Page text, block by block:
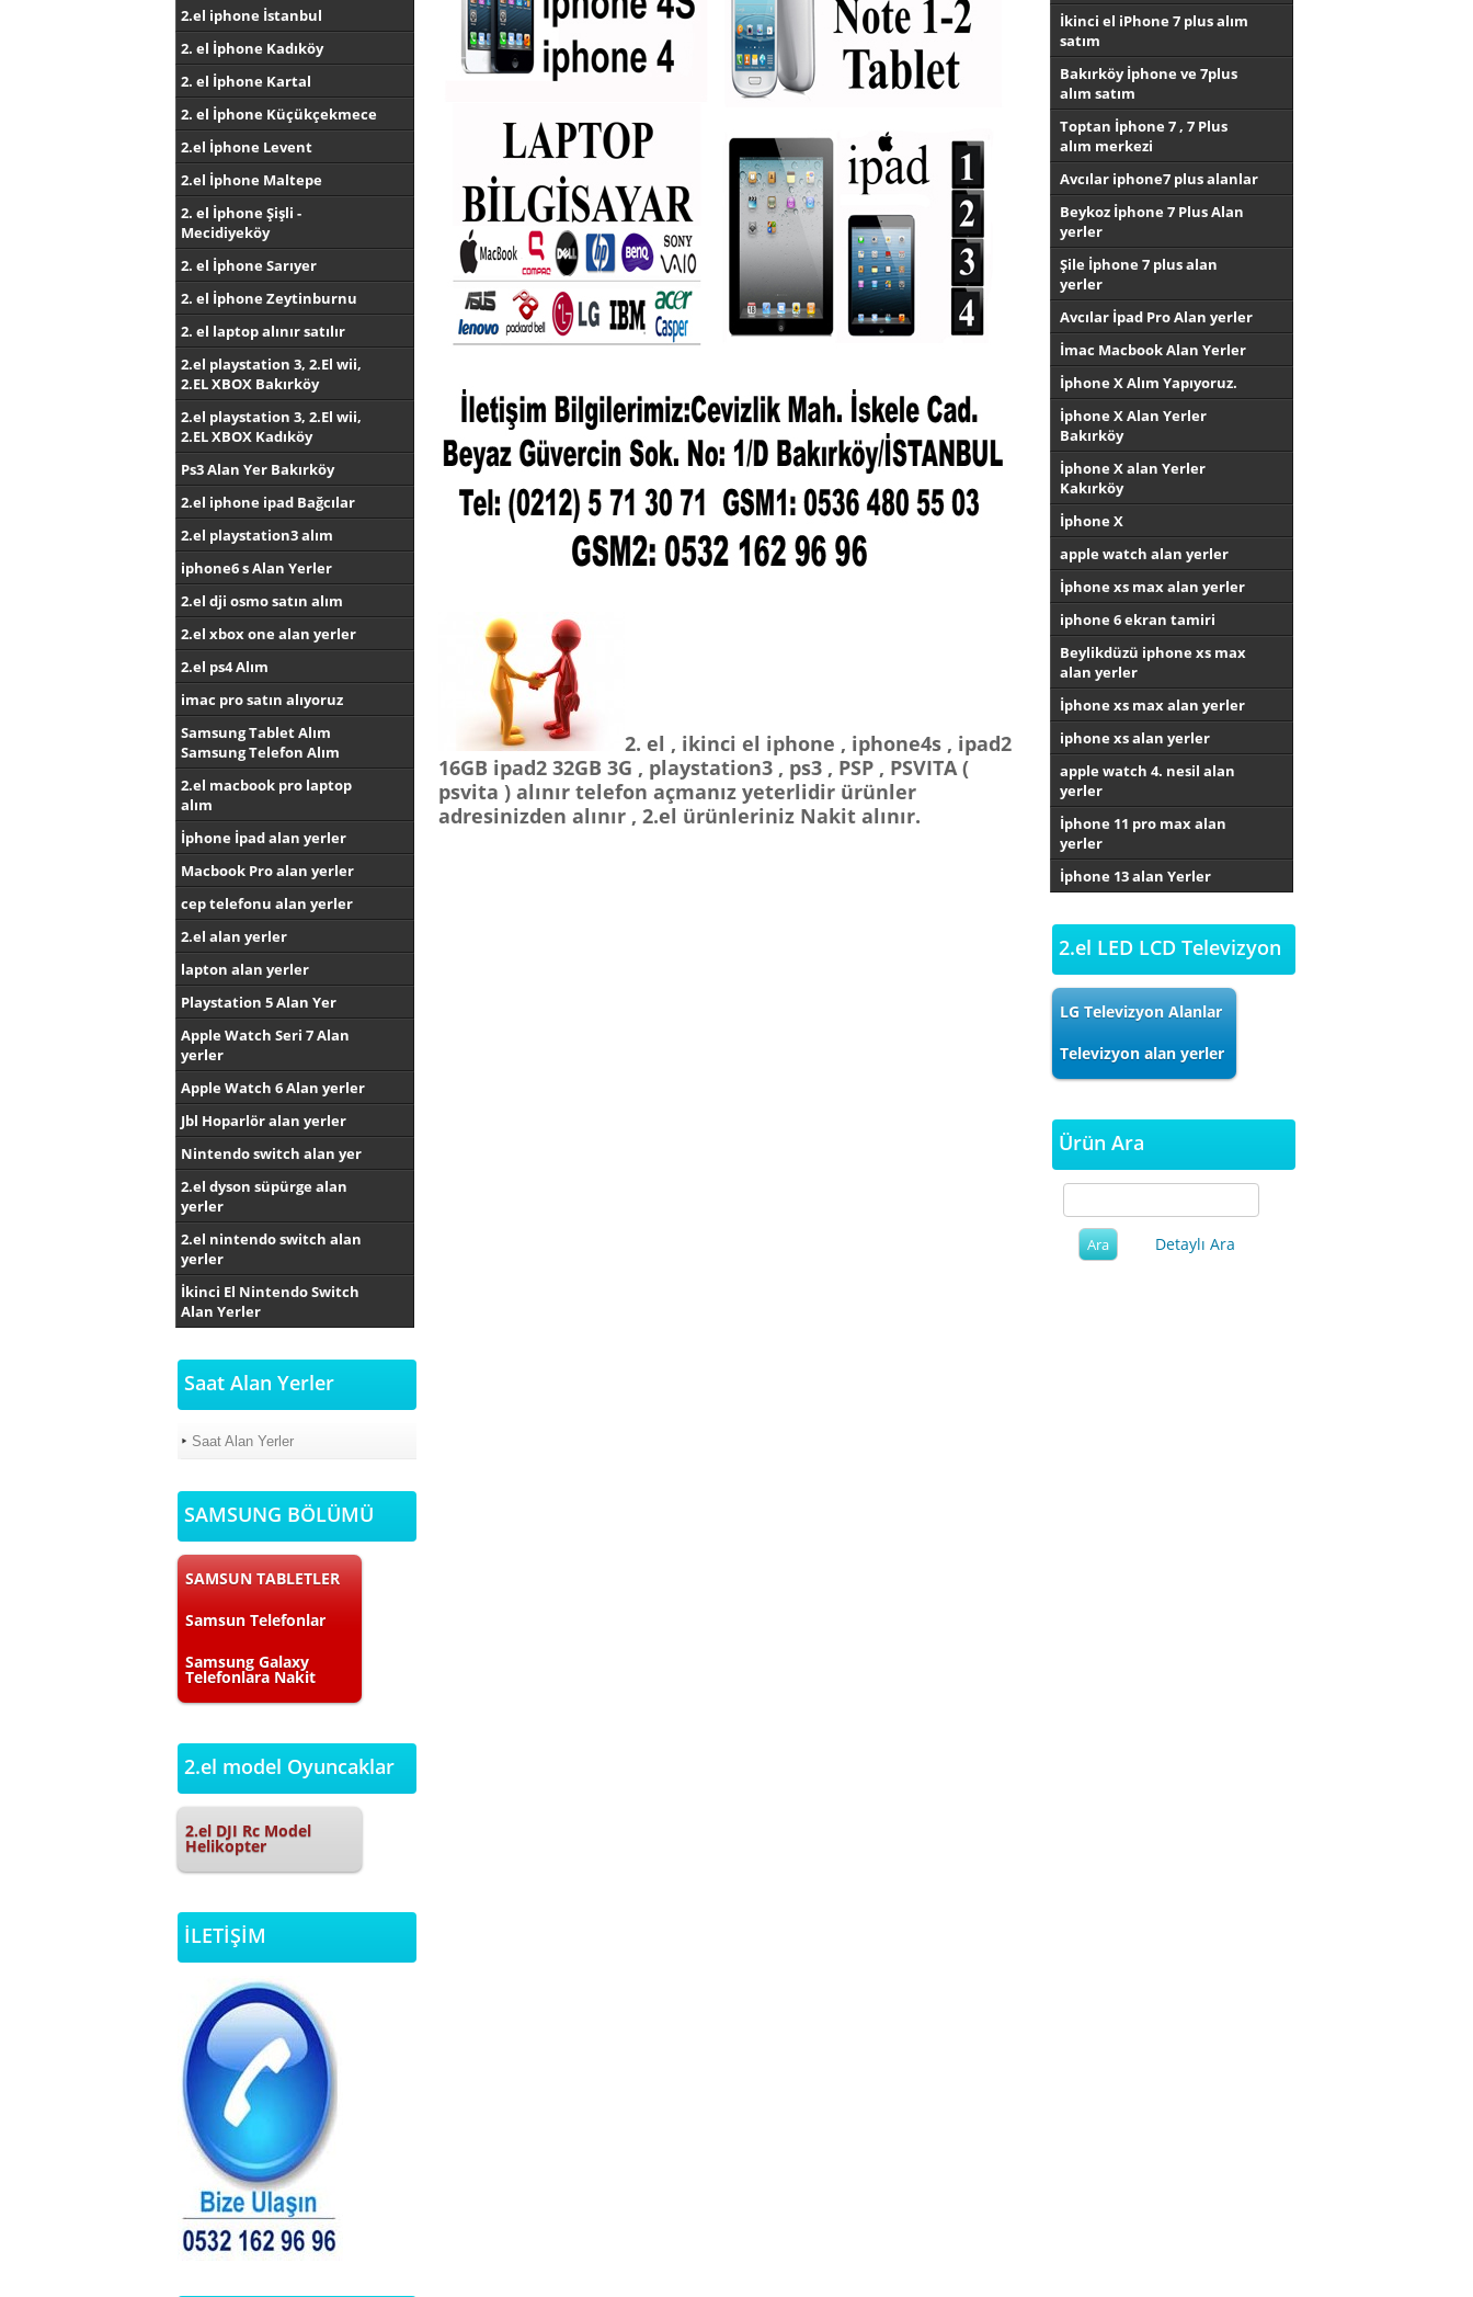
2.el iphone İstanbul
2. el İphone Kadıköy
2. el İphone Kartal
2. el İphone Küçükçekmece
2.el İphone Levent
2.el İphone Maltepe
2. el İphone Şişli -
Mecidiyeköy
2. el İphone Sarıyer
2. el İphone Zeytinburnu
2. el laptop alınır satılır
2.el playstation 3, 2.El wii,
2.EL XBOX Bakırköy
2.el playstation 3, 2.El wii,
2.EL XBOX Kadıköy
Ps3 Alan Yer Bakırköy
2.el iphone ipad Bağcılar
2.el playstation3 alım
iphone6 s Alan Yerler
2.el dji osmo satın alım
2.el xbox one alan yerler
2.el ps4 Alım
imac pro satın alıyoruz
Samsung Tablet Alım
Samsung Telefon Alım
2.el macbook pro laptop
alım
İphone İpad alan yerler
Macbook Pro alan yerler
cep telefonu alan yerler
2.el alan yerler
lapton alan yerler
Playstation 5 Alan Yer
Apple Watch Seri 7 Alan
yerler
Apple Watch 6 Alan yerler
Jbl Hoparlör alan yerler
Nintendo switch alan yer
2.el dyson süpürge alan
yerler
2.el nintendo switch alan
yerler
İkinci El Nintendo Switch
Alan Yerler
Saat Alan Yerler
Saat Alan Yerler
SAMSUNG BÖLÜMÜ
SAMSUN TABLETLER
Samsun Telefonlar
Samsung Galaxy
Telefonlara Nakit
2.el model Oyuncaklar
2.el DJI Rc Model
Helikopter
İLETİŞİM
2. el , ikinci el iphone , iphone4s , ipad2
16GB ipad2 32GB 3G , playstation3 , ps3 , PSP , PSVITA (
psvita ) alınır telefon açmanız yeterlidir ürünler
adresinizden alınır , 2.el ürünleriniz Nakit alınır.
İkinci el iPhone 7 plus alım
satım
Bakırköy İphone ve 7plus
alım satım
Toptan İphone 7 , 7 Plus
alım merkezi
Avcılar iphone7 plus alanlar
Beykoz İphone 7 Plus Alan
yerler
Şile İphone 7 plus alan
yerler
Avcılar İpad Pro Alan yerler
İmac Macbook Alan Yerler
İphone X Alım Yapıyoruz.
İphone X Alan Yerler
Bakırköy
İphone X alan Yerler
Kakırköy
İphone X
apple watch alan yerler
İphone xs max alan yerler
iphone 6 ekran tamiri
Beylikdüzü iphone xs max
alan yerler
İphone xs max alan yerler
iphone xs alan yerler
apple watch 4. nesil alan
yerler
İphone 11 pro max alan
yerler
İphone 13 alan Yerler
2.el LED LCD Televizyon
LG Televizyon Alanlar
Televizyon alan yerler
Ürün Ara
Detaylı Ara